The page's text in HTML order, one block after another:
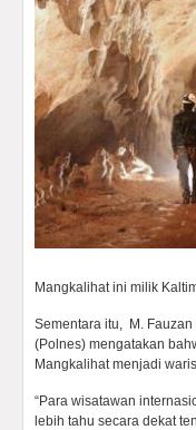
Mangkalihat ini milik
Sementara itu, M.
(Polnes) mengatakan
Mangkalihat menjadi
“Para wisatawan
lebih tahu secara dekat